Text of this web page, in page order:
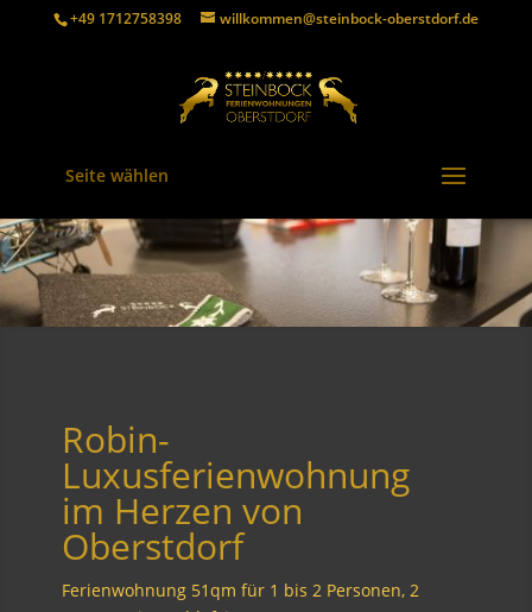
+49 1712758398 willkommen@steinbock-oberstdorf.de
Seite wählen
Robin-
Luxusferienwohnung
im Herzen von
Oberstdorf
Ferienwohnung 51qm für 1 bis 2 Personen, 2